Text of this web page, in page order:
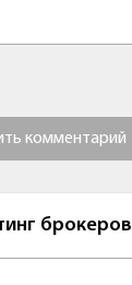
комментарий
брокеров